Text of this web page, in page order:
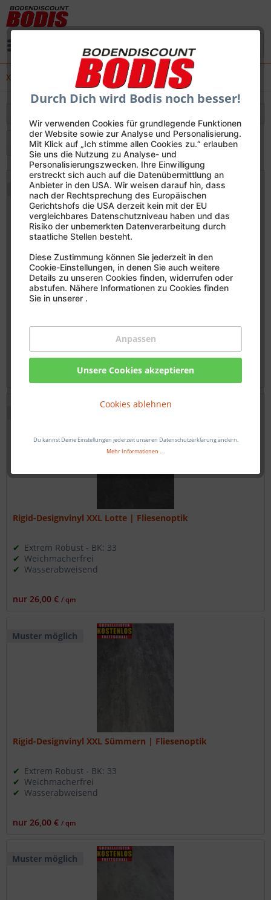
Durch Dich wird Bodis noch besser!
Wir verwenden Cookies für grundlegende Funktionen
der Website sowie zur Analyse und Personalisierung.
Mit Klick auf „Ich stimme allen Cookies zu.“ erlauben
Sie uns die Nutzung zu Analyse- und
Personalisierungszwecken. Ihre Einwilligung
erstreckt sich auch auf die Datenübermittlung an
Anbieter in den USA. Wir weisen darauf hin, dass
nach der Rechtsprechung des Europäischen
Gerichtshofs die USA derzeit kein mit der EU
vergleichbares Datenschutzniveau haben und das
Risiko der unbemerkten Datenverarbeitung durch
staatliche Stellen besteht.
Diese Zustimmung können Sie jederzeit in den
Cookie-Einstellungen, in denen Sie auch weitere
Details zu unseren Cookies finden, widerrufen oder
abstufen. Nähere Informationen zu Cookies finden
Sie in unserer .
Anpassen
Unsere Cookies akzeptieren
Cookies ablehnen
Du kannst Deine Einstellungen jederzeit unseren Datenschutzerklärung ändern.
Mehr Informationen ....
XXL Dielen
Muster möglich
Rigid-Designvinyl XXL Hiltrup | Fliesenoptik
Extrem Robust - BK: 33
Rigid-Designvinyl XXL Lotte | Fliesenoptik
Extrem Robust - BK: 33
Weichmacherfrei
Wasserabweisend
nur 26,00 €/ qm
Muster möglich
Rigid-Designvinyl XXL Sümmern | Fliesenoptik
Extrem Robust - BK: 33
Weichmacherfrei
Wasserabweisend
nur 26,00 €/ qm
Muster möglich